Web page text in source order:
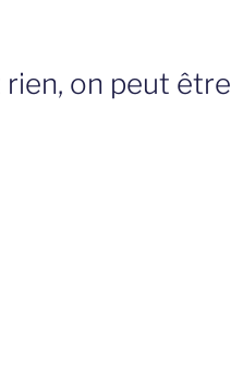
rien, on peut être